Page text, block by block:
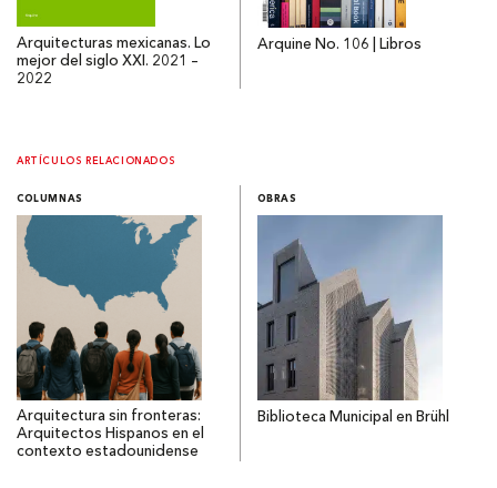
Arquitecturas mexicanas. Lo
mejor del siglo XXI. 2021 –
2022
Arquine No. 106 | Libros
ARTÍCULOS RELACIONADOS
COLUMNAS
Arquitectura sin fronteras:
Arquitectos Hispanos en el
contexto estadounidense
OBRAS
Biblioteca Municipal en Brühl